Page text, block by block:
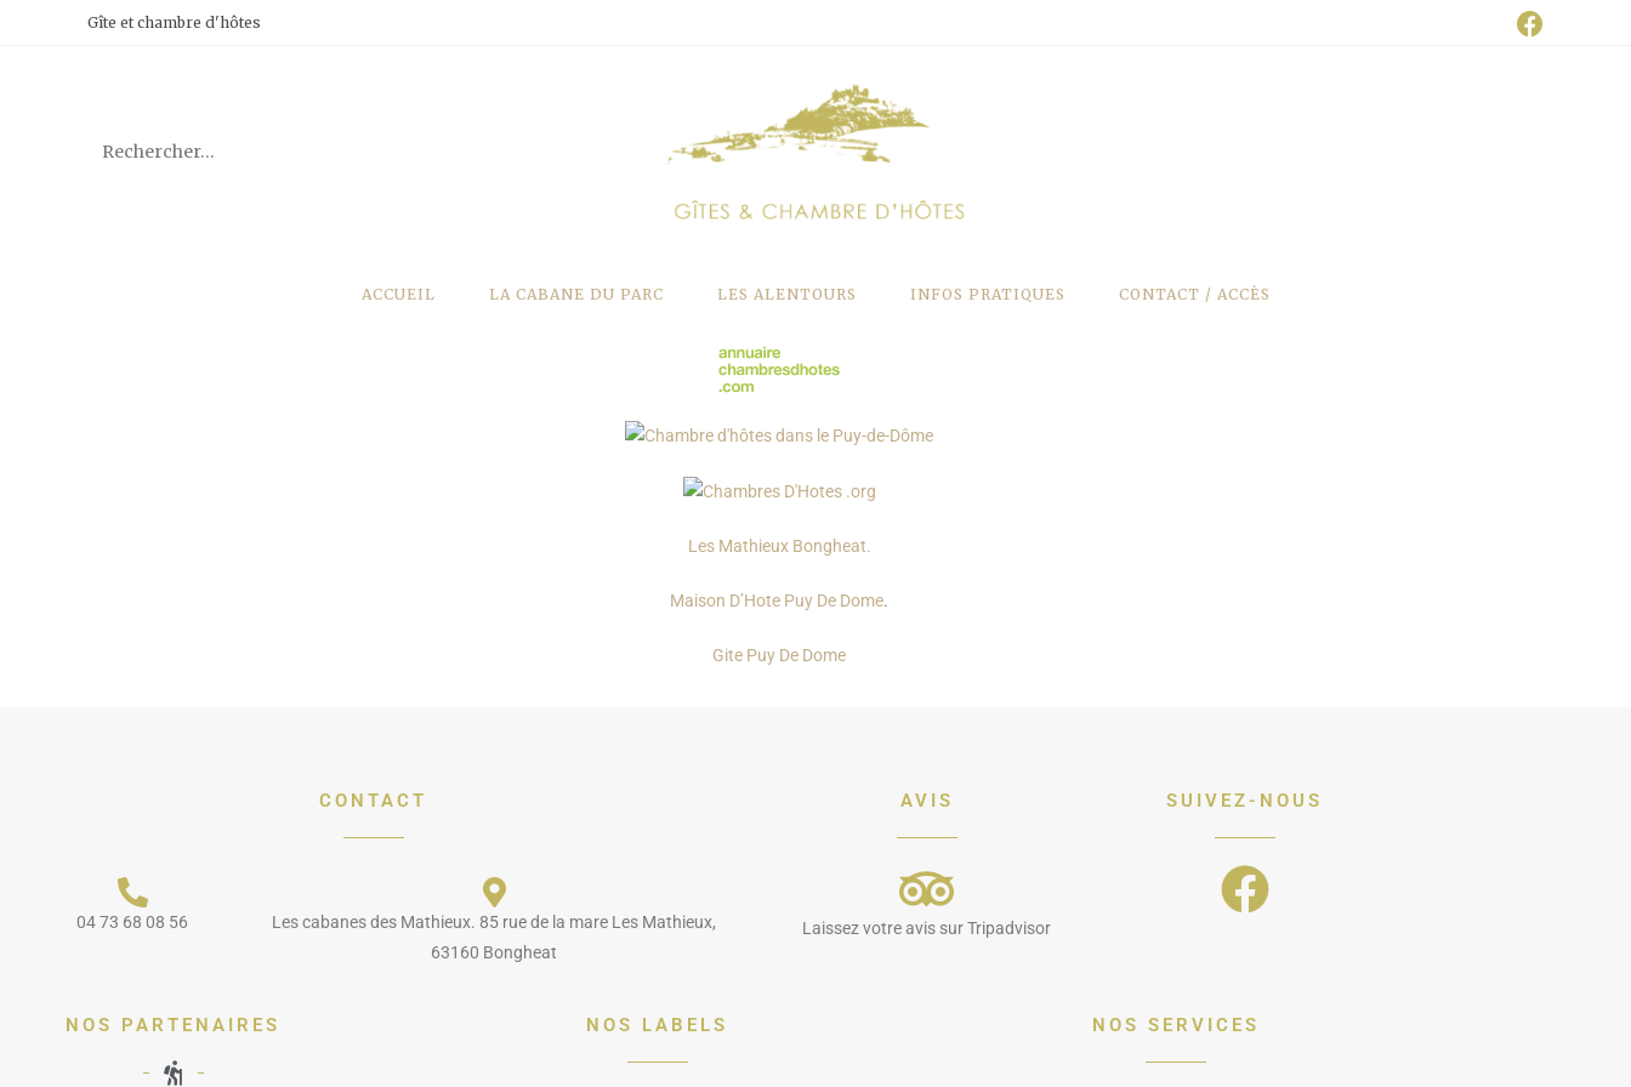
Gîte et chambre d'hôtes
Rechercher
ACCUEIL LA CABANE DU PARC LES ALENTOURS INFOS PRATIQUES CONTACT / ACCÈS
Les Mathieux Bongheat.
Maison D’Hote Puy De Dome.
Gite Puy De Dome
CONTACT
04 73 68 08 56
Les cabanes des Mathieux. 85 rue de la mare Les Mathieux,
63160 Bongheat
AVIS
Laissez votre avis sur Tripadvisor
SUIVEZ-NOUS
NOS PARTENAIRES NOS LABELS NOS SERVICES